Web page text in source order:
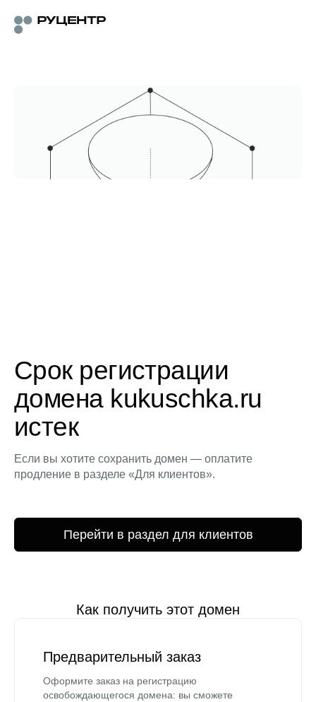
Срок регистрации
домена kukuschka.ru
истек
Если вы хотите сохранить домен — оплатите
продление в разделе «Для клиентов».
Перейти в раздел для клиентов
Как получить этот домен
Предварительный заказ
Оформите заказ на регистрацию
освобождающегося домена: вы сможете